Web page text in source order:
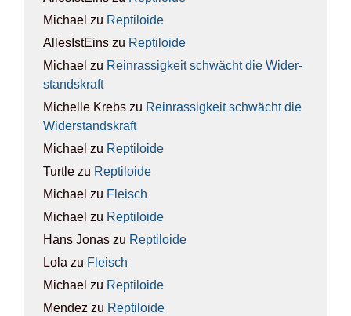
Michael zu Rep­ti­lo­ide
AllesIstEins zu Rep­ti­lo­ide
Michael zu Rein­ras­sig­keit schwächt die Wider­
stands­kraft
Michelle Krebs zu Rein­ras­sig­keit schwächt die
Wider­stands­kraft
Michael zu Rep­ti­lo­ide
Turtle zu Rep­ti­lo­ide
Michael zu Fleisch
Michael zu Rep­ti­lo­ide
Hans Jonas zu Rep­ti­lo­ide
Lola zu Fleisch
Michael zu Rep­ti­lo­ide
Mendez zu Rep­ti­lo­ide